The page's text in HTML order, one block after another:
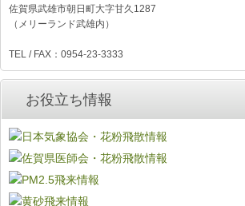
佐賀県武雄市朝日町大字甘久1287
（メリーランド武雄内）
TEL / FAX：0954-23-3333
お役立ち情報